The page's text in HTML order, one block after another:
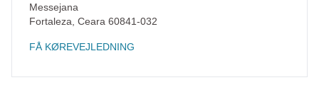
Messejana
Fortaleza Ceara 60841-032
FÅ KØREVEJLEDNING